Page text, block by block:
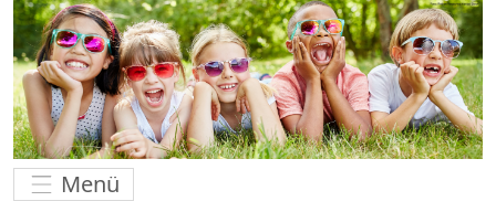
Menü